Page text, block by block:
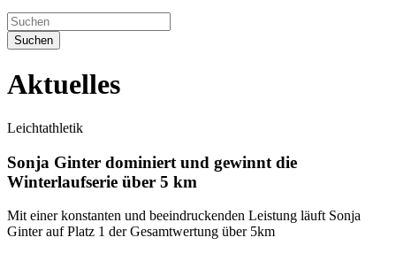
Suchen
Aktuelles
Leichtathletik
Sonja Ginter dominiert und gewinnt die
Winterlaufserie über 5 km
Mit einer konstanten und beeindruckenden Leistung läuft Sonja
Ginter auf Platz 1 der Gesamtwertung über 5km